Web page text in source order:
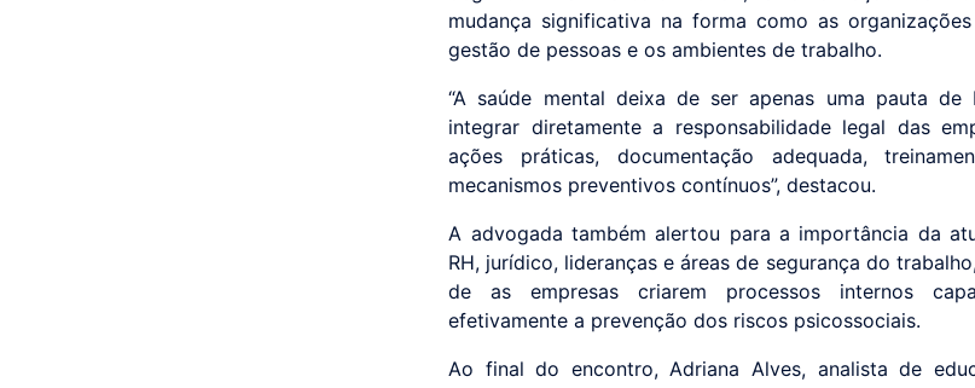
mudança significativa na forma como as
gestão de pessoas e os ambientes de trabalho.
“A saúde mental deixa de ser apenas uma pauta de
integrar diretamente a responsabilidade legal das
ações práticas, documentação adequada,
mecanismos preventivos contínuos”, destacou.
A advogada também alertou para a importância da
RH, jurídico, lideranças e áreas de segurança do
de as empresas criarem processos internos
efetivamente a prevenção dos riscos psicossociais.
Ao final do encontro, Adriana Alves, analista de